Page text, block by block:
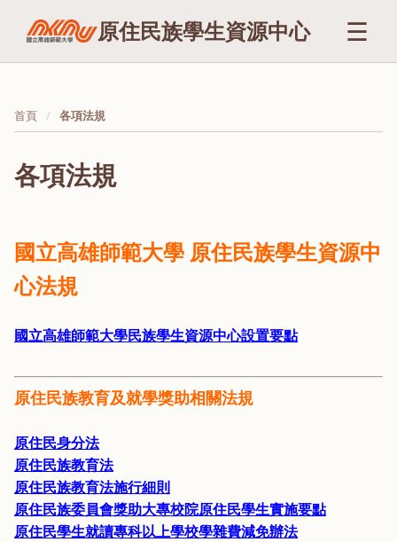
原住民族學生資源中心 ☰
首頁 各項法規
各項法規
國立高雄師範大學 原住民族學生資源中
心法規
國立高雄師範大學民族學生資源中心設置要點
原住民族教育及就學獎助相關法規
原住民身分法
原住民族教育法
原住民族教育法施行細則
原住民族委員會獎助大專校院原住民學生實施要點
原住民學生就讀專科以上學校學雜費減免辦法